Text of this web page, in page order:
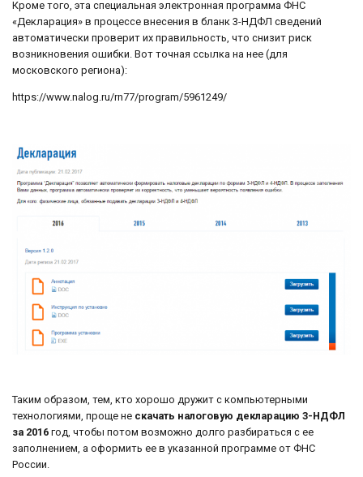
Кроме того, эта специальная электронная программа ФНС
«Декларация» в процессе внесения в бланк 3-НДФЛ сведений
автоматически проверит их правильность, что снизит риск
возникновения ошибки. Вот точная ссылка на нее (для
московского региона):
https://www.nalog.ru/rn77/program/5961249/
Таким образом, тем, кто хорошо дружит с компьютерными
технологиями, проще не скачать налоговую декларацию 3-НДФЛ
за 2016 год, чтобы потом возможно долго разбираться с ее
заполнением, а оформить ее в указанной программе от ФНС
России.